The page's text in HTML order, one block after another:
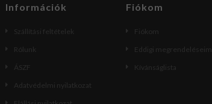
Információk
Szállítási feltételek
Rólunk
ÁSZF
Adatvédelmi nyilatkozat
Fiókom
Fiókom
Eddigi megrendeléseim
Kívánságlista